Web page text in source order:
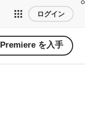
ログイン
Premiere を入手